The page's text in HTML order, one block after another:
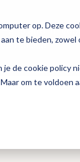
op. Deze
te bieden,
je de cookie policy
om te
Hét platform
de horeca